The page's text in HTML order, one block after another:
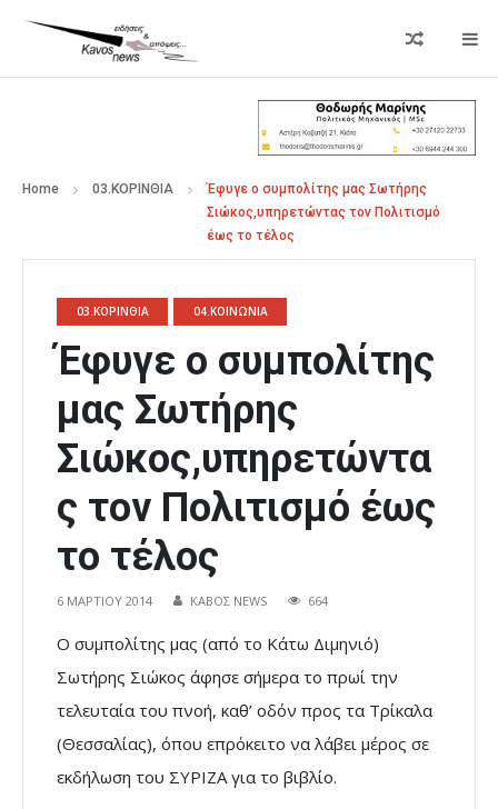
Home 03.ΚΟΡΙΝΘΙΑ
Έφυγε ο συμπολίτης μας Σωτήρης
Σιώκος,υπηρετώντας τον Πολιτισμό
έως το τέλος
03.ΚΟΡΙΝΘΙΑ 04.ΚΟΙΝΩΝΙΑ
Έφυγε ο συμπολίτης
μας Σωτήρης
Σιώκος,υπηρετώντα
ς τον Πολιτισμό έως
το τέλος
6 ΜΑΡΤΊΟΥ 2014 ΚΑΒΟΣ NEWS 664
Ο συμπολίτης μας (από το Κάτω Διμηνιό)
Σωτήρης Σιώκος άφησε σήμερα το πρωί την
τελευταία του πνοή, καθ’ οδόν προς τα Τρίκαλα
(Θεσσαλίας), όπου επρόκειτο να λάβει μέρος σε
εκδήλωση του ΣΥΡΙΖΑ για το βιβλίο.